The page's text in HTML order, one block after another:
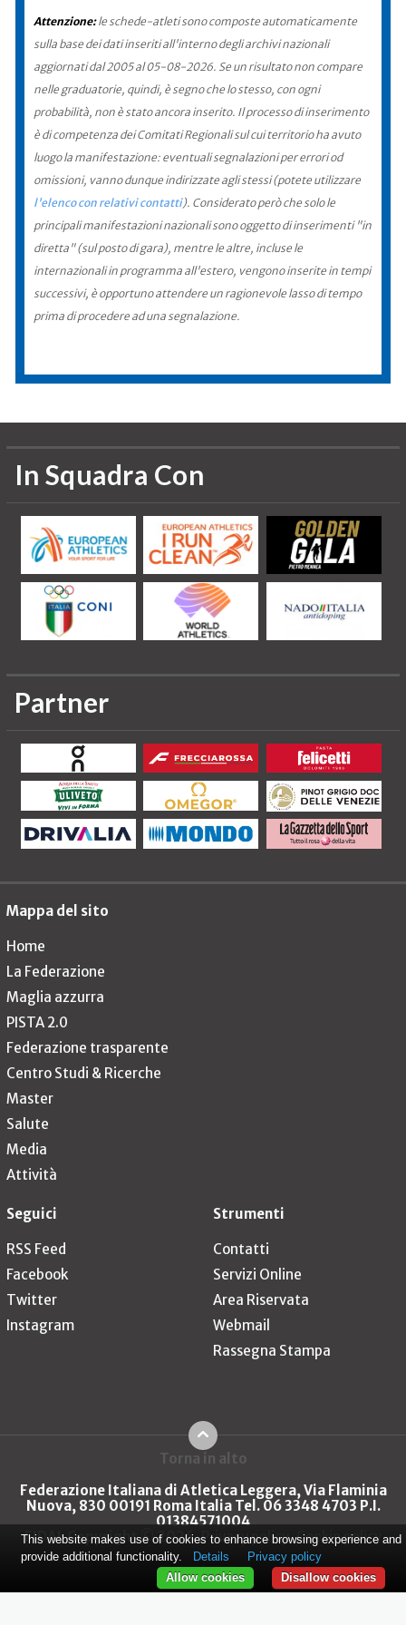
Attenzione:le schede-atleti sono composte automaticamente
sulla base dei dati inseriti all'interno degli archivi nazionali
aggiornati dal 2005 al 05-08-2026. Se un risultato non compare
nelle graduatorie, quindi, è segno che lo stesso, con ogni
probabilità, non è stato ancora inserito. Il processo di inserimento
è di competenza dei Comitati Regionali sul cui territorio ha avuto
luogo la manifestazione: eventuali segnalazioni per errori od
omissioni, vanno dunque indirizzate agli stessi (potete utilizzare
l'elenco con relativi contatti). Considerato però che solo le
principali manifestazioni nazionali sono oggetto di inserimenti "in
diretta" (sul posto di gara), mentre le altre, incluse le
internazionali in programma all'estero, vengono inserite in tempi
successivi, è opportuno attendere un ragionevole lasso di tempo
prima di procedere ad una segnalazione.
In Squadra Con
Partner
Mappa del sito
Home
La Federazione
Maglia azzurra
PISTA 2.0
Federazione trasparente
Centro Studi & Ricerche
Master
Salute
Media
Attività
Seguici
RSS Feed
Facebook
Twitter
Instagram
Strumenti
Contatti
Servizi Online
Area Riservata
Webmail
Rassegna Stampa
Torna in alto
Federazione Italiana di Atletica Leggera, Via Flaminia
Nuova, 830 00191 Roma Italia Tel. 06 3348 4703 P.I.
01384571004
FIDAL Copyright © 2026 Privacy policy Cookie policy
This website makes use of cookies to enhance browsing experience and
provide additional functionality.
Details
Privacy policy
Disallow cookies
Allow cookies